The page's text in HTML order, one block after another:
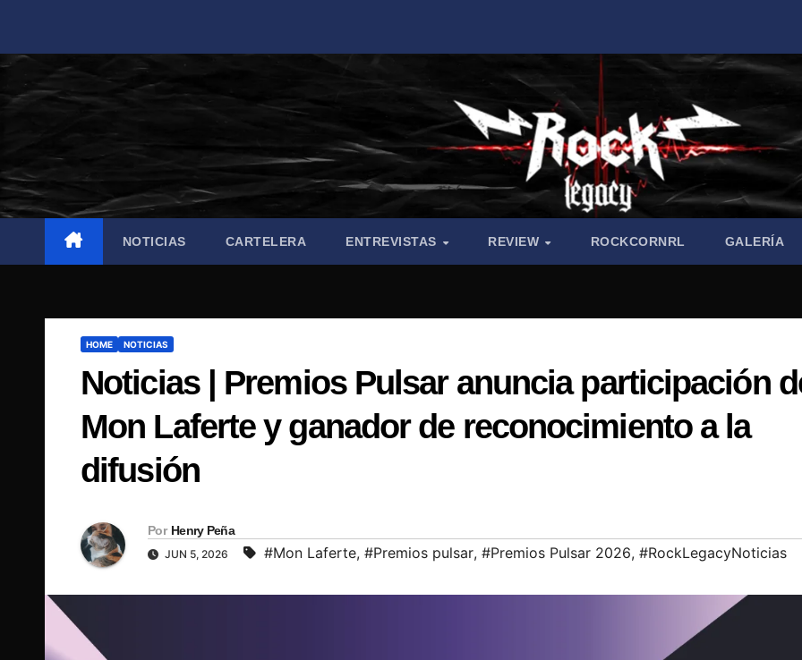
contenido
NOTICIAS CARTELERA ENTREVISTAS REVIEW ROCKCORNRL GALERÍA
HOME NOTICIAS
Noticias | Premios Pulsar anuncia participación
Mon Laferte y ganador de reconocimiento a la
difusión
Por Henry Peña
JUN 5, 2026 #Mon Laferte, #Premios pulsar, #Premios Pulsar 2026, #RockLegacyNoticias